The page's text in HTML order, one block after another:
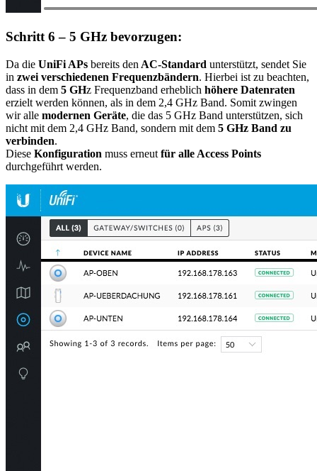
Schritt 6 – 5 GHz bevorzugen:
Da die UniFi APs bereits den AC-Standard unterstützt, sendet Sie
in zwei verschiedenen Frequenzbändern. Hierbei ist zu beachten,
dass in dem 5 GHz Frequenzband erheblich höhere Datenraten
erzielt werden können, als in dem 2,4 GHz Band. Somit zwingen
wir alle modernen Geräte, die das 5 GHz Band unterstützen, sich
nicht mit dem 2,4 GHz Band, sondern mit dem 5 GHz Band zu
verbinden.
Diese Konfiguration muss erneut für alle Access Points
durchgeführt werden.